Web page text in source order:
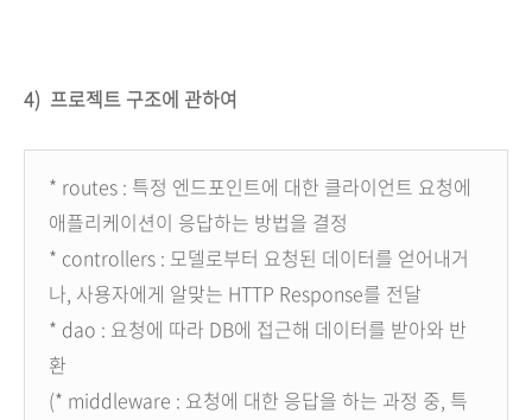
4) 프로젝트 구조에 관하여
* routes : 특정 엔드포인트에 대한 클라이언트 요청에
애플리케이션이 응답하는 방법을 결정
* controllers : 모델로부터 요청된 데이터를 얻어내거
나, 사용자에게 알맞는 HTTP Response를 전달
* dao : 요청에 따라 DB에 접근해 데이터를 받아와 반
환
(* middleware : 요청에 대한 응답을 하는 과정 중, 특